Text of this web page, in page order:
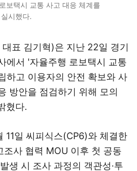
보택시 교통 사고 대응 체계를
시했다.
표 김기혁)은 지난 22일 경기
에서 '자율주행 로보택시 교통
하고 이용자의 안전 확보와 사
방안을 점검하기 위해 모의
혔다.
11일 씨피식스(CP6)와 체결한
조사 협력 MOU 이후 첫 공동
생 시 조사 과정의 객관성·투